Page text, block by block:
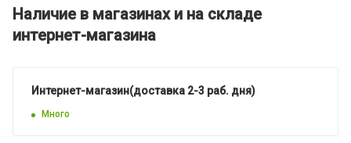
Наличие в магазинах и на складе
интернет-магазина
Интернет-магазин(доставка 2-3 раб. дня)
Много